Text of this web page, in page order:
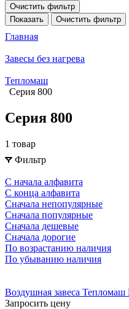
Очистить фильтр
Показать
Очистить фильтр
Главная
Завесы без нагрева
Тепломаш
Серия 800
Серия 800
1 товар
Фильтр
С начала алфавита
С конца алфавита
Сначала непопулярные
Сначала популярные
Сначала дешевые
Сначала дорогие
По возрастанию наличия
По убыванию наличия
Воздушная завеса
Запросить цену